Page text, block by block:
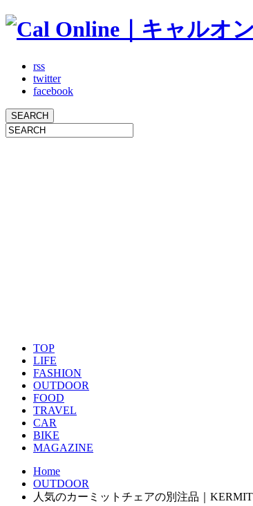
rss
twitter
facebook
TOP
LIFE
FASHION
OUTDOOR
FOOD
TRAVEL
CAR
BIKE
MAGAZINE
Home
OUTDOOR
人気のカーミットチェアの別注品｜